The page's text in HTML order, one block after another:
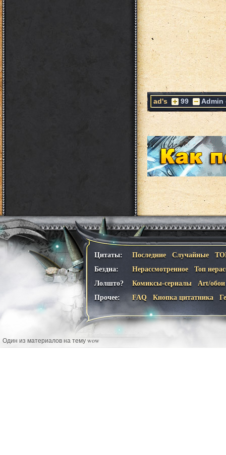
ad's 99 Admin
Цитаты: Последние Случайные
Бездна:
Нерассмотренное
Топ
Лолшто?
Комиксы-сериалы
Art/обои
Прочее:
FAQ Кнопка цитатника
Один из материалов на тему wow